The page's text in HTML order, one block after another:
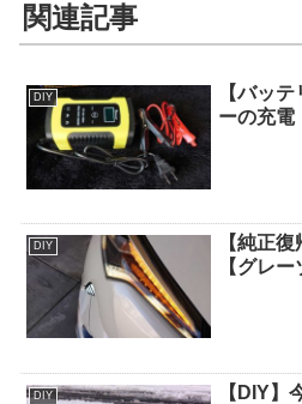
関連記事
DIY
【バッ
ーの充電
DIY
【純正
【グレー
DIY
【DIY】